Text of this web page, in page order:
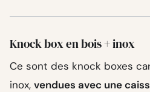
Knock box en bois + inox
Ce sont des knock boxes
inox, vendues avec une